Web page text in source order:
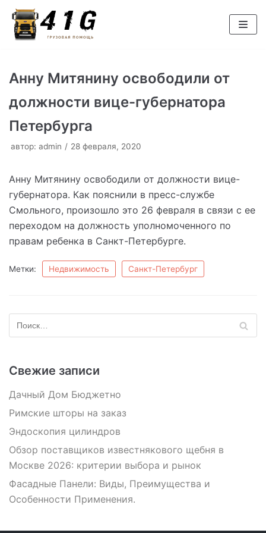
Перейти
к
Анну Митянину освободили от
должности вице-губернатора
Петербурга
автор: admin 28 февраля, 2020
Анну Митянину освободили от должности вице-
губернатора. Как пояснили в пресс-службе
Смольного, произошло это 26 февраля в связи с ее
переходом на должность уполномоченного по
правам ребенка в Санкт-Петербурге.
Метки: Недвижимость Санкт-Петербург
Свежие записи
Дачный Дом Бюджетно
Римские шторы на заказ
Эндоскопия цилиндров
Обзор поставщиков известнякового щебня в
Москве 2026: критерии выбора и рынок
Фасадные Панели: Виды, Преимущества и
Особенности Применения.